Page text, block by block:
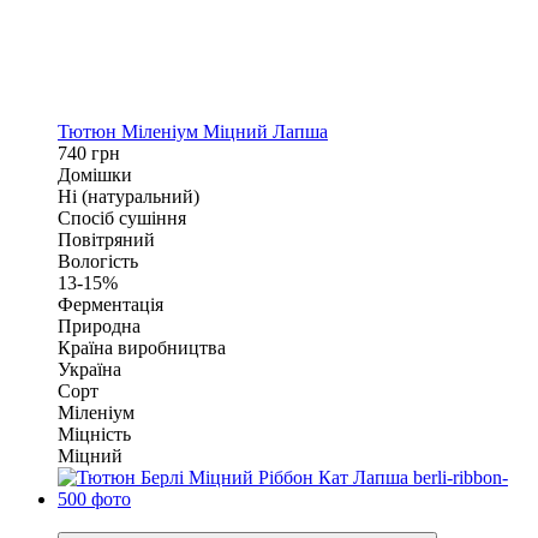
Тютюн Міленіум Міцний Лапша
740 грн
Домішки
Ні (натуральний)
Спосіб сушіння
Повітряний
Вологість
13-15%
Ферментація
Природна
Країна виробництва
Україна
Сорт
Міленіум
Міцність
Міцний